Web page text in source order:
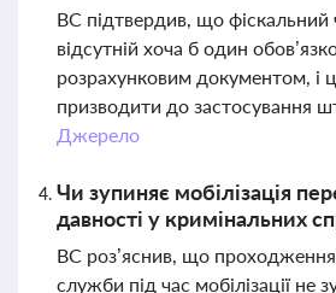
ВС підтвердив, що фіскальний
відсутній хоча б один
розрахунковим документом, і
призводити до застосування
Джерело
Чи зупиняє мобілізація
давності у кримінальних
ВС роз’яснив, що проходження
служби під час мобілізації не